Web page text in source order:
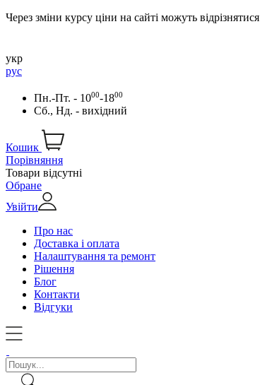
Через зміни курсу ціни на сайті можуть відрізнятися
укр
рус
Пн.-Пт. - 1000-1800
Сб., Нд. - вихідний
Кошик
Порівняння
Товари відсутні
Обране
Увійти
Про нас
Доставка і оплата
Налаштування та ремонт
Рішення
Блог
Контакти
Відгуки